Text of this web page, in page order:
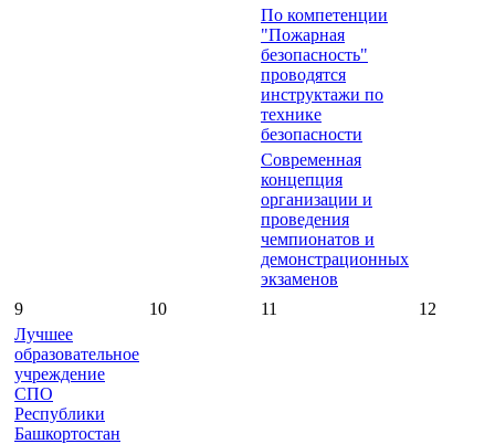
По компетенции
"Пожарная
безопасность"
проводятся
инструктажи по
технике
безопасности
Современная
концепция
организации и
проведения
чемпионатов и
демонстрационных
экзаменов
9
Лучшее
образовательное
учреждение
СПО
Республики
Башкортостан
10 11 12